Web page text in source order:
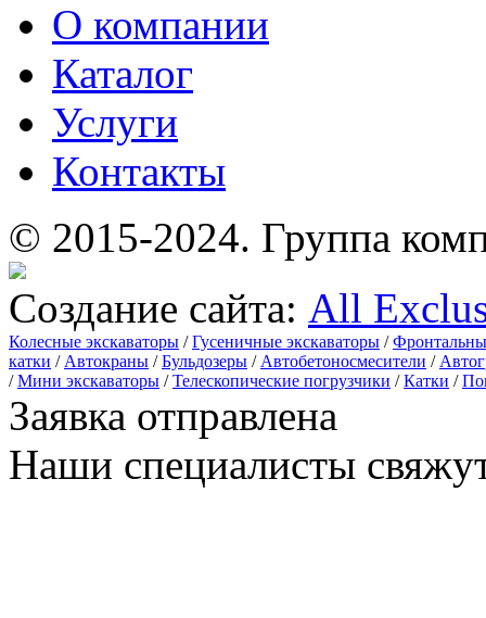
О компании
Каталог
Услуги
Контакты
© 2015-2024. Группа
Создание сайта: All
Колесные экскаваторы /Гусеничные экскаваторы /
катки / Автокраны /Бульдозеры / Автобетоносмесители /
/Мини экскаваторы /Телескопические погрузчики /Катки /
Заявка отправлена
Наши специалисты